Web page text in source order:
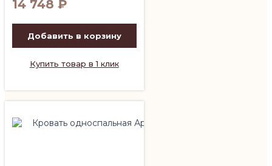
14 748 ₽
Добавить в корзину
Купить товар в 1 клик